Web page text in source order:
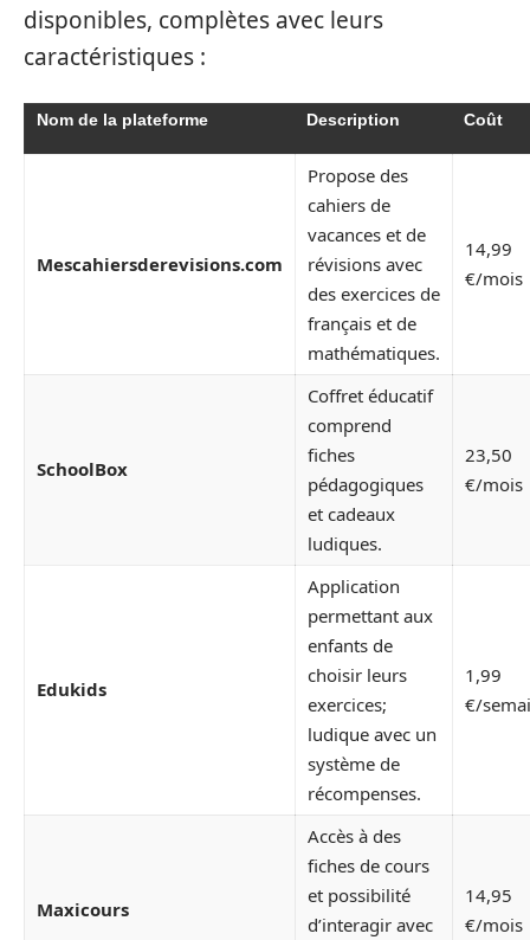
disponibles, complètes avec leurs
caractéristiques :
Nom de la plateforme Description Coût
Mescahiersderevisions.com
Propose des
cahiers de
vacances et de
révisions avec
des exercices de
français et de
mathématiques.
14,99
€/mois
SchoolBox
Coffret éducatif
comprend
fiches
pédagogiques
et cadeaux
ludiques.
23,50
€/mois
Edukids
Application
permettant aux
enfants de
choisir leurs
exercices;
ludique avec un
système de
récompenses.
1,99
€/
Maxicours
Accès à des
fiches de cours
et possibilité
d’interagir avec
14,95
€/mois